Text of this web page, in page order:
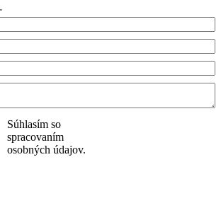
Súhlasím so
spracovaním
osobných údajov.